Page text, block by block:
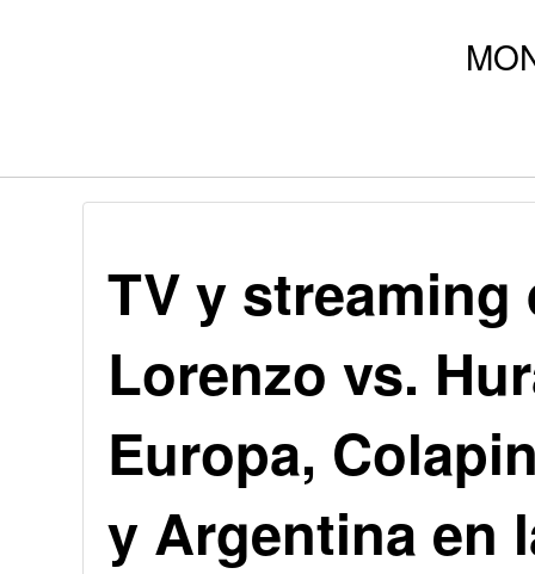
TV y streaming
Lorenzo vs.
Europa,
y Argentina en